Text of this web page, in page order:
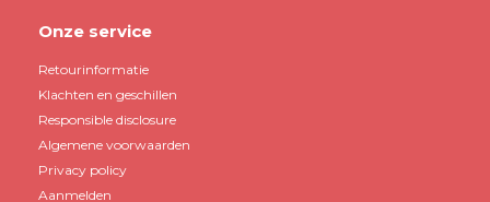
Onze service
Retourinformatie
Klachten en geschillen
Responsible disclosure
Algemene voorwaarden
Privacy policy
Aanmelden